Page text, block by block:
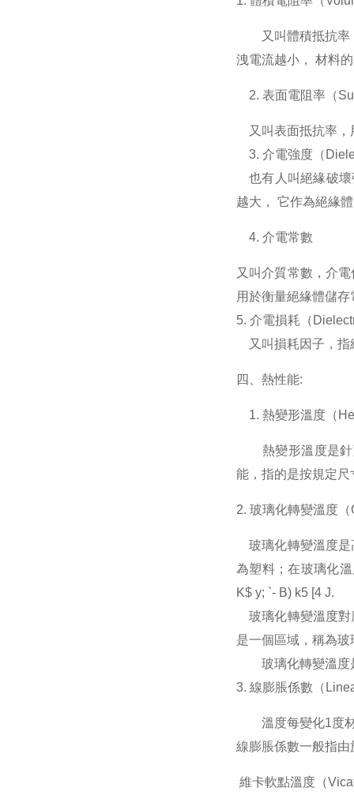
又叫體積抵抗率，
洩電流越小， 材料
2. 表面電阻率（
又叫表面抵抗率，
3. 介電強度（
也有人叫絕緣破壞
越大， 它作為絕緣
4. 介電常數
又叫介質常數，介
用於衡量絕緣體儲
5. 介電損耗（
又叫損耗因子，指
四、熱性能:
1. 熱變形溫度（
熱變形溫度是針對
能，指的是按規定
2. 玻璃化轉變溫度
玻璃化轉變溫度是
為塑料；在玻璃化
K$ y; `- B) k5 [4 J.
玻璃化轉變溫度對
是一個區域，稱為
玻璃化轉變溫度是
3. 線膨脹係數（
溫度每變化1度材
線膨脹係數一般指
維卡軟點溫度（